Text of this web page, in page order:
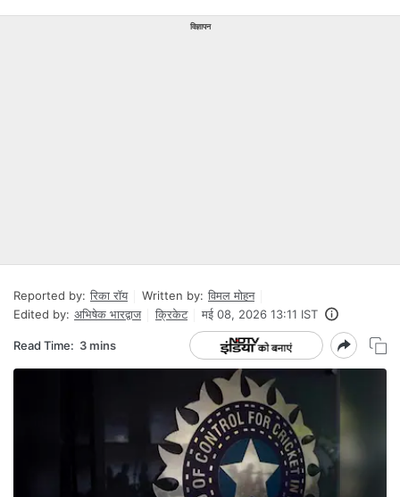
विज्ञापन
Reported by: रिका रॉय Written by: विमल मोहन
Edited by: अभिषेक भारद्वाज क्रिकेट मई 08, 2026 13:11 IST
Read Time: 3 mins